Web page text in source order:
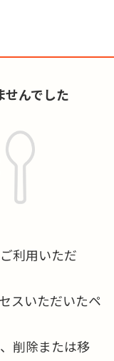
せんでした
利用いただ
スいただいたペ
削除または移